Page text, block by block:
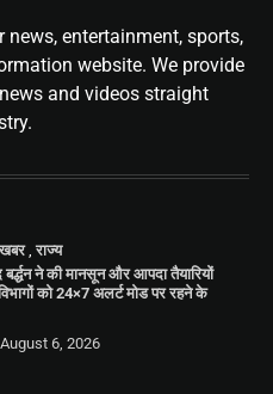
entertainment, sports,
website. We provide
and videos straight
,राज्य
ने की मानसून और आपदा तैयारियों
को 24×7 अलर्ट मोड पर रहने के
August 6, 2026